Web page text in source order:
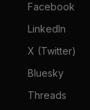
Facebook
LinkedIn
X (Twitter)
Bluesky
Threads